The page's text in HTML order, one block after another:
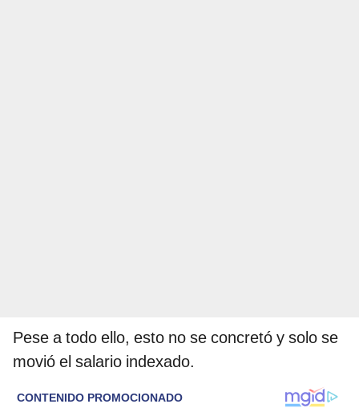
Pese a todo ello, esto no se concretó y solo se
movió el salario indexado.